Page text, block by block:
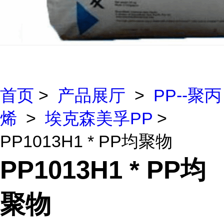
首页 > 产品展厅 > PP--聚丙
烯 > 埃克森美孚PP >
PP1013H1 * PP均聚物
PP1013H1 * PP均
聚物